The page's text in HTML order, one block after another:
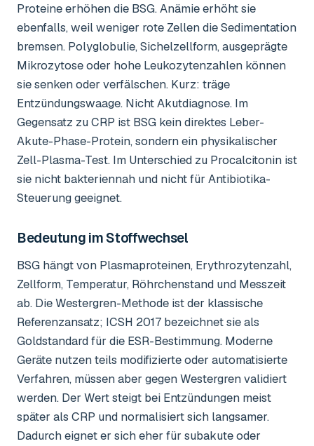
Proteine erhöhen die BSG. Anämie erhöht sie
ebenfalls, weil weniger rote Zellen die Sedimentation
bremsen. Polyglobulie, Sichelzellform, ausgeprägte
Mikrozytose oder hohe Leukozytenzahlen können
sie senken oder verfälschen. Kurz: träge
Entzündungswaage. Nicht Akutdiagnose. Im
Gegensatz zu CRP ist BSG kein direktes Leber-
Akute-Phase-Protein, sondern ein physikalischer
Zell-Plasma-Test. Im Unterschied zu Procalcitonin ist
sie nicht bakteriennah und nicht für Antibiotika-
Steuerung geeignet.
Bedeutung im Stoffwechsel
BSG hängt von Plasmaproteinen, Erythrozytenzahl,
Zellform, Temperatur, Röhrchenstand und Messzeit
ab. Die Westergren-Methode ist der klassische
Referenzansatz; ICSH 2017 bezeichnet sie als
Goldstandard für die ESR-Bestimmung. Moderne
Geräte nutzen teils modifizierte oder automatisierte
Verfahren, müssen aber gegen Westergren validiert
werden. Der Wert steigt bei Entzündungen meist
später als CRP und normalisiert sich langsamer.
Dadurch eignet er sich eher für subakute oder